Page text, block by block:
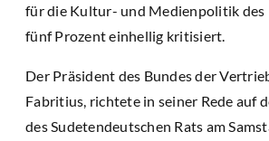
für die Kultur- und Medienpolitik des
fünf Prozent einhellig kritisiert.
Der Präsident des Bundes der
Fabritius, richtete in seiner Rede auf
des Sudetendeutschen Rats am